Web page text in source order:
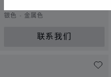
银色 - 金属色
联系我们